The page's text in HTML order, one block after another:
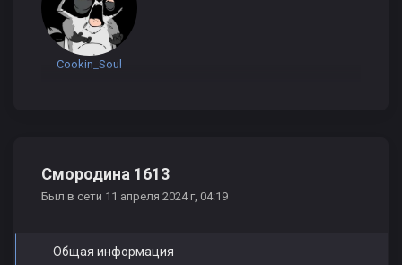
Cookin_Soul
Смородина 1613
Был в сети 11 апреля 2024 г, 04:19
Общая информация